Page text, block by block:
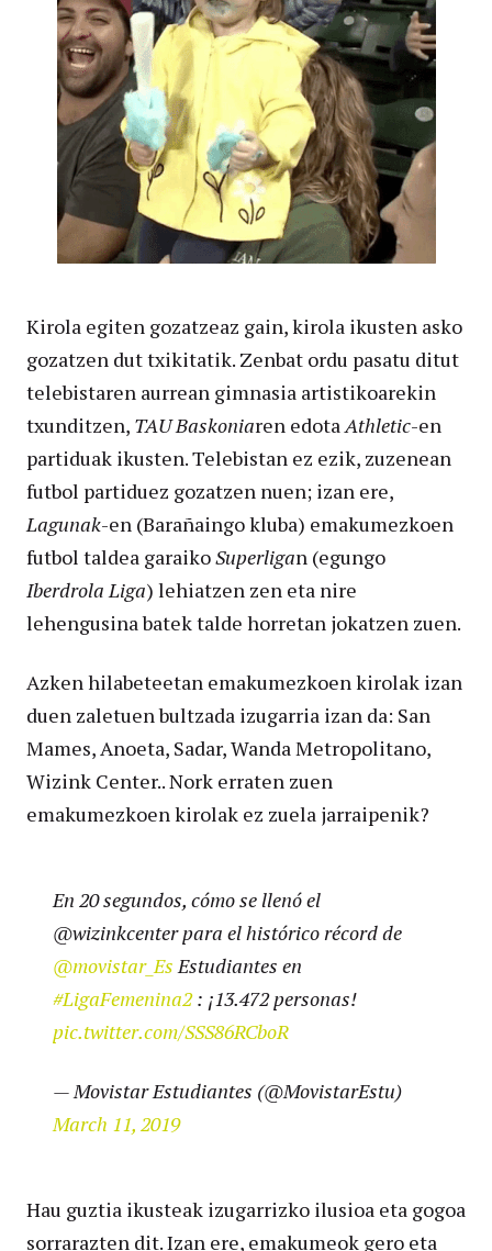
Kirola egiten gozatzeaz gain, kirola ikusten asko
gozatzen dut txikitatik. Zenbat ordu pasatu ditut
telebistaren aurrean gimnasia artistikoarekin
txunditzen, TAU Baskoniaren edotaAthletic-en
partiduak ikusten. Telebistan ez ezik, zuzenean
futbol partiduez gozatzen nuen; izan ere,
Lagunak-en (Barañaingo kluba) emakumezkoen
futbol taldea garaikoSuperligan (egungo
Iberdrola Liga) lehiatzen zen eta nire
lehengusina batek talde horretan jokatzen zuen.
Azken hilabeteetan emakumezkoen kirolak izan
duen zaletuen bultzada izugarria izan da: San
Mames, Anoeta, Sadar, Wanda Metropolitano,
Wizink Center.. Nork erraten zuen
emakumezkoen kirolak ez zuela jarraipenik?
En 20 segundos, cómo se llenó el
@wizinkcenter para el histórico récord de
@movistar_EsEstudiantes en
#LigaFemenina2: ¡13.472 personas!
pic.twitter.com/SSS86RCboR
— Movistar Estudiantes (@MovistarEstu)
March 11, 2019
Hau guztia ikusteak izugarrizko ilusioa eta gogoa
sorrarazten dit. Izan ere, emakumeok gero eta